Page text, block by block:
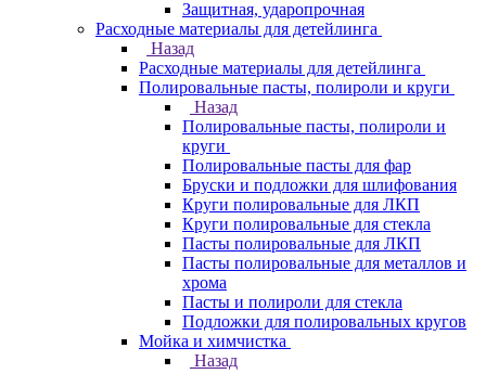
Защитная, ударопрочная
Расходные материалы для детейлинга
Назад
Расходные материалы для детейлинга
Полировальные пасты, полироли и круги
Назад
Полировальные пасты, полироли и
круги
Полировальные пасты для фар
Бруски и подложки для шлифования
Круги полировальные для ЛКП
Круги полировальные для стекла
Пасты полировальные для ЛКП
Пасты полировальные для металлов и
хрома
Пасты и полироли для стекла
Подложки для полировальных кругов
Мойка и химчистка
Назад